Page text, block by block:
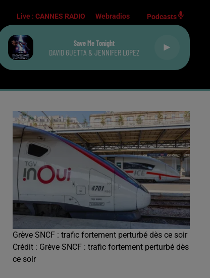
Live :CANNES RADIO Webradios Podcasts
Save Me Tonight
DAVID GUETTA & JENNIFER LOPEZ
Grève SNCF : trafic fortement perturbé dès ce soir
Crédit : Grève SNCF : trafic fortement perturbé dès
ce soir